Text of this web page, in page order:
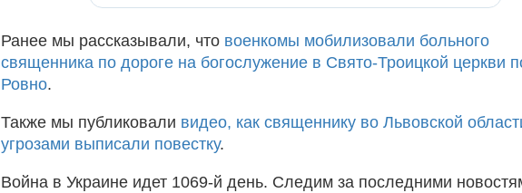
Ранее мы рассказывали, что военкомы мобилизовали больного
священника по дороге на богослужение в Свято-Троицкой церкви
Ровно.
Также мы публиковали видео, как священнику во Львовской
угрозами выписали повестку.
Война в Украине идет 1069-й день. Следим за последними